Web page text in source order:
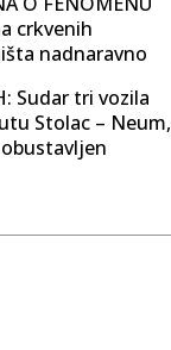
crkvenih
nadnaravno
Sudar tri vozila
Stolac – Neum,